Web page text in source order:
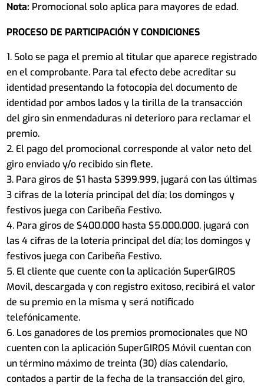
Nota: Promocional solo aplica para mayores de edad.
PROCESO DE PARTICIPACIÓN Y CONDICIONES
Solo se paga el premio al titular que aparece registrado
en el comprobante. Para tal efecto debe acreditar su
identidad presentando la fotocopia del documento de
identidad por ambos lados y la tirilla de la transacción
del giro sin enmendaduras ni deterioro para reclamar el
premio.
El pago del promocional corresponde al valor neto del
giro enviado y/o recibido sin flete.
Para giros de $1 hasta $399.999, jugará con las últimas
3 cifras de la lotería principal del día; los domingos y
festivos juega con Caribeña Festivo.
Para giros de $400.000 hasta $5.000.000, jugará con
las 4 cifras de la lotería principal del día; los domingos y
festivos juega con Caribeña Festivo.
El cliente que cuente con la aplicación SuperGIROS
Movil, descargada y con registro exitoso, recibirá el valor
de su premio en la misma y será notificado
telefónicamente.
Los ganadores de los premios promocionales que NO
cuenten con la aplicación SuperGIROS Móvil cuentan con
un término máximo de treinta (30) días calendario,
contados a partir de la fecha de la transacción del giro,